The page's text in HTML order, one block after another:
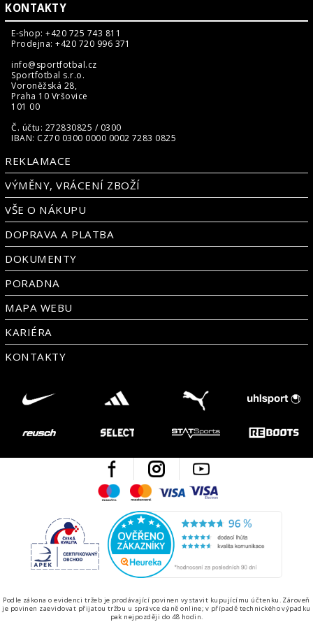
KONTAKTY
E-shop: +420 725 743 811
Prodejna: +420 720 996 371
info@sportfotbal.cz
Sportfotbal s.r.o.
Voroněžská 28,
Praha 10 Vršovice
101 00
Č. účtu: 272830825 / 0300
IBAN: CZ70 0300 0000 0002 7283 0825
REKLAMACE
VÝMĚNY, VRÁCENÍ ZBOŽÍ
VŠE O NÁKUPU
DOPRAVA A PLATBA
DOKUMENTY
PORADNA
MAPA WEBU
KARIÉRA
KONTAKTY
Facebook Instagram
MaestroMastercard
Visa
Česká kvalita
Podle zákona o evidenci tržeb je prodávající povinen vystavit kupujícímu účtenku. Zároveň
je povinen zaevidovat přijatou tržbu u správce daně online; v případě technického výpadku
pak nejpozději do 48 hodin.